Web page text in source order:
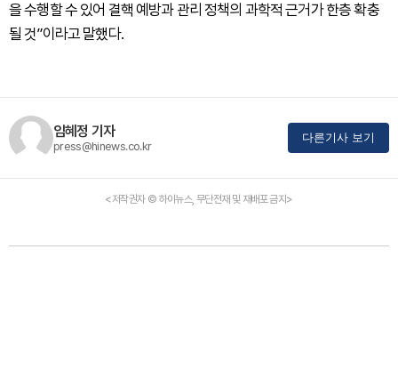
을 수행할 수 있어 결핵 예방과 관리 정책의 과학적 근거가 한층 확충
될 것”이라고 말했다.
임혜정 기자
press@hinews.co.kr
다른기사 보기
<저작권자 © 하이뉴스, 무단전재 및 재배포 금지>